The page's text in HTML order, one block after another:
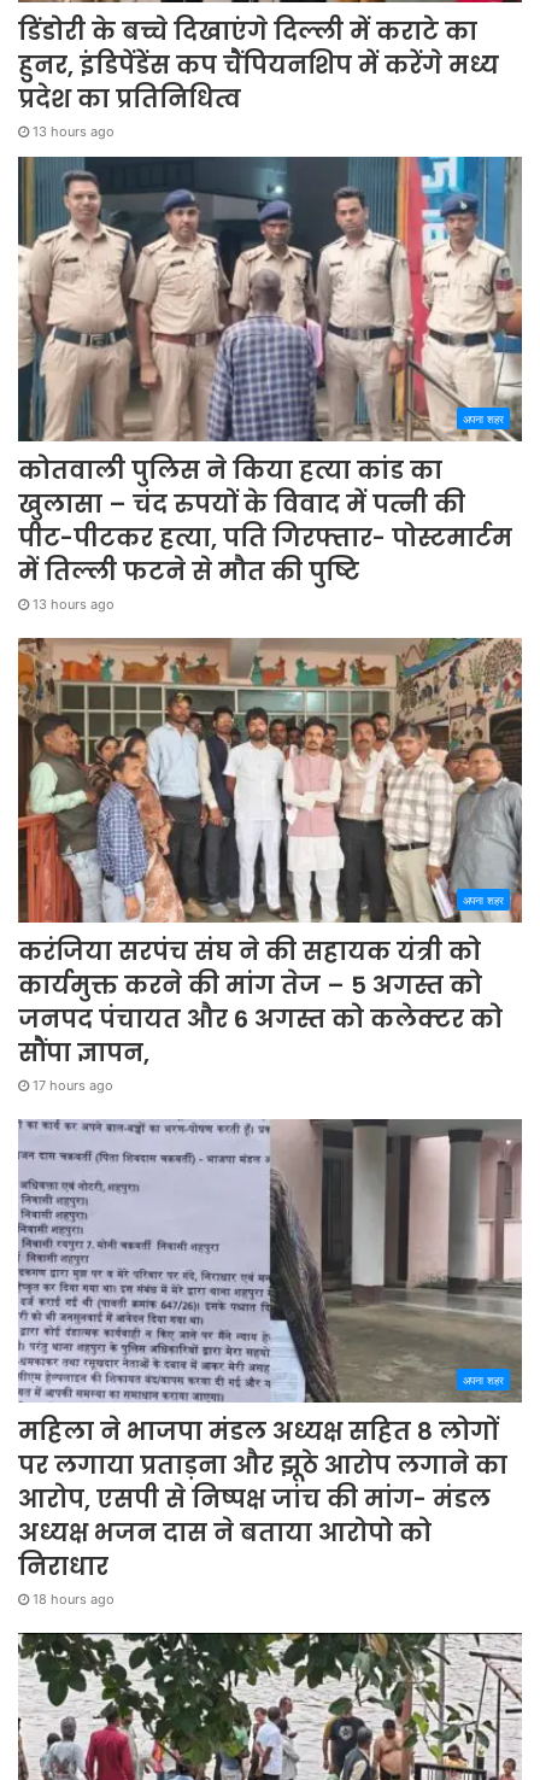
डिंडोरी के बच्चे दिखाएंगे दिल्ली में कराटे का
हुनर, इंडिपेंडेंस कप चैंपियनशिप में करेंगे मध्य
प्रदेश का प्रतिनिधित्व
13 hours ago
अपना शहर
कोतवाली पुलिस ने किया हत्या कांड का
खुलासा – चंद रुपयों के विवाद में पत्नी की
पीट-पीटकर हत्या, पति गिरफ्तार- पोस्टमार्टम
में तिल्ली फटने से मौत की पुष्टि
13 hours ago
अपना शहर
करंजिया सरपंच संघ ने की सहायक यंत्री को
कार्यमुक्त करने की मांग तेज – 5 अगस्त को
जनपद पंचायत और 6 अगस्त को कलेक्टर को
सौंपा ज्ञापन,
17 hours ago
अपना शहर
महिला ने भाजपा मंडल अध्यक्ष सहित 8 लोगों
पर लगाया प्रताड़ना और झूठे आरोप लगाने का
आरोप, एसपी से निष्पक्ष जांच की मांग- मंडल
अध्यक्ष भजन दास ने बताया आरोपो को
निराधार
18 hours ago